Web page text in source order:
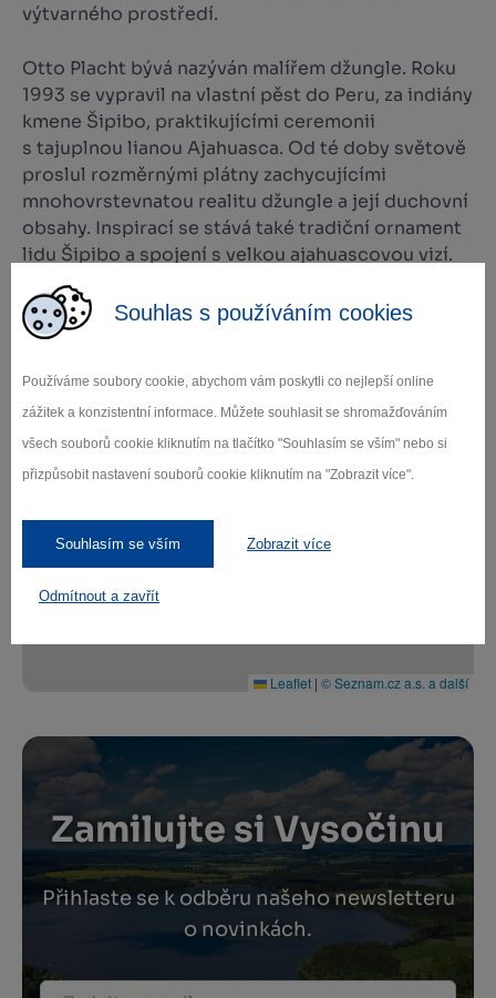
Souhlas s používáním cookies
Používáme soubory cookie, abychom vám poskytli co nejlepší online
zážitek a konzistentní informace. Můžete souhlasit se shromažďováním
všech souborů cookie kliknutím na tlačítko "Souhlasím se vším" nebo si
přizpůsobit nastavení souborů cookie kliknutím na "Zobrazit více".
Souhlasím se vším Zobrazit více
Odmítnout a zavřít
výtvarného prostředí.
Otto Placht bývá nazýván malířem džungle. Roku
1993 se vypravil na vlastní pěst do Peru, za indiány
kmene Šipibo, praktikujícími ceremonii
s tajuplnou lianou Ajahuasca. Od té doby světově
proslul rozměrnými plátny zachycujícími
mnohovrstevnatou realitu džungle a její duchovní
obsahy. Inspirací se stává také tradiční ornament
lidu Šipibo a spojení s velkou ajahuascovou vizí.
Neustálým cestováním a svými kulturními
aktivitami propojuje Otto aktivně středoevropské
prostředí s kulturou peruánské džungle.
Vstupné: zdarma
+
Leaflet | © Seznam.cz a.s. a další
Zamilujte si Vysočinu
Přihlaste se k odběru našeho newsletteru
o novinkách.